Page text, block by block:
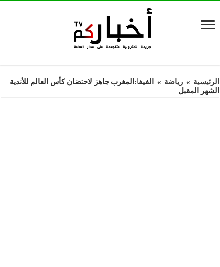
الرئيسية » رياضة »
الفيفا:المغرب جاهز لاحتضان كأس العالم للأندية
الشهر المقبل